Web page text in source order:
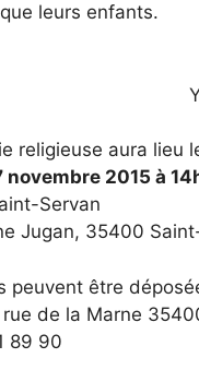
leurs enfants.
religieuse aura lieu
novembre 2015 à
Servan
Jugan, 35400
peuvent être
rue de la Marne
89 90